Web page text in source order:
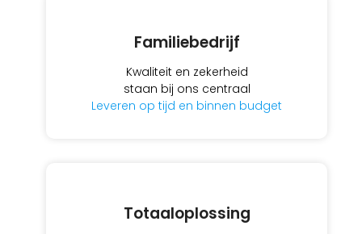
Familiebedrijf
Kwaliteit en zekerheid
staan bij ons centraal
Leveren op tijd en binnen budget
Totaaloplossing